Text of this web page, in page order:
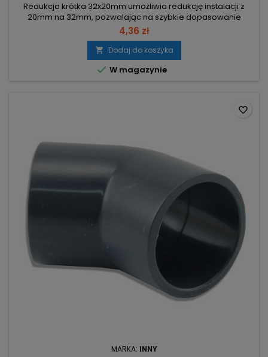
Redukcja krótka 32x20mm umożliwia redukcję instalacji z
20mm na 32mm, pozwalając na szybkie dopasowanie
dwóch średnic w ograniczonej przestrzeni. Wymiary:
32x20mm – redukcja średnicy dla dopasowania elementów
instalacji. Funkcja: z 20mm na 32mm – łączenie instalacji o
różnych przekrojach. Typ: krótka – kompaktowa konstrukcja,
oszczędność miejsca...
4,36 zł
 Dodaj do koszyka
 W magazynie
MARKA: INNY
favorite_border